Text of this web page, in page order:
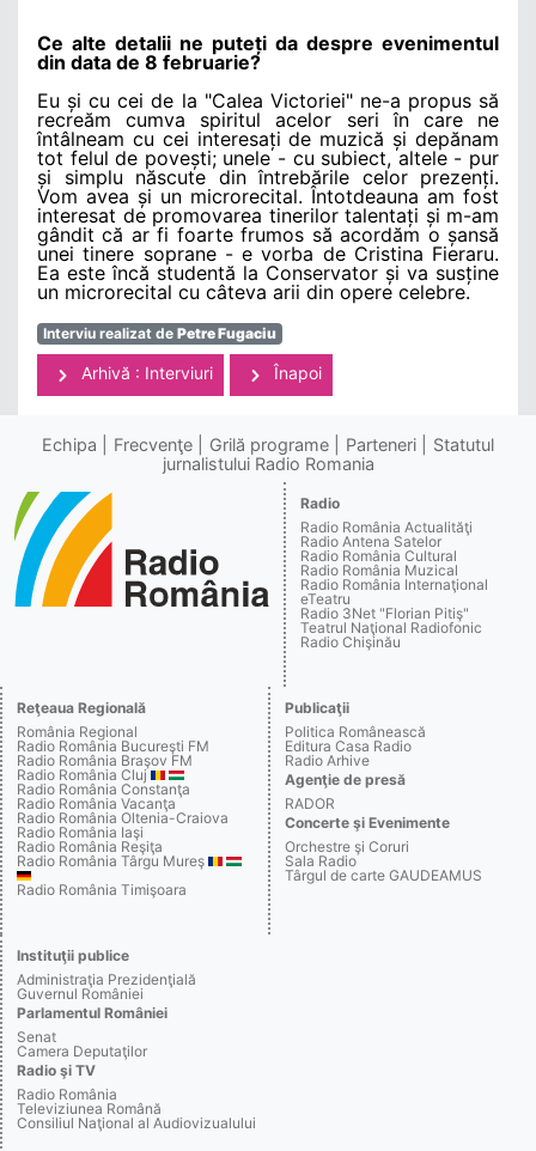
Ce alte detalii ne puteți da despre evenimentul
din data de 8 februarie?
Eu și cu cei de la "Calea Victoriei" ne-a propus să
recreăm cumva spiritul acelor seri în care ne
întâlneam cu cei interesați de muzică și depănam
tot felul de povești; unele - cu subiect, altele - pur
și simplu născute din întrebările celor prezenți.
Vom avea și un microrecital. Întotdeauna am fost
interesat de promovarea tinerilor talentați și m-am
gândit că ar fi foarte frumos să acordăm o șansă
unei tinere soprane - e vorba de Cristina Fieraru.
Ea este încă studentă la Conservator și va susține
un microrecital cu câteva arii din opere celebre.
Interviu realizat de Petre Fugaciu
Arhivă : Interviuri Înapoi
Echipa Frecvenţe Grilă programe Parteneri
Statutul
jurnalistului Radio Romania
Radio
Radio România Actualităţi
Radio Antena Satelor
Radio România Cultural
Radio România Muzical
Radio România Internaţional
eTeatru
Radio 3Net "Florian Pitiş"
Teatrul Naţional Radiofonic
Radio Chişinău
Reţeaua Regională
România Regional
Radio România Bucureşti FM
Radio România Braşov FM
Radio România Cluj
Radio România Constanţa
Radio România Vacanţa
Radio România Oltenia-Craiova
Radio România Iaşi
Radio România Reşiţa
Radio România Târgu Mureş
Radio România Timişoara
Publicaţii
Politica Românească
Editura Casa Radio
Radio Arhive
Agenţie de presă
RADOR
Concerte şi Evenimente
Orchestre şi Coruri
Sala Radio
Târgul de carte GAUDEAMUS
Instituţii publice
Administraţia Prezidenţială
Guvernul României
Parlamentul României
Senat
Camera Deputaţilor
Radio şi TV
Radio România
Televiziunea Română
Consiliul Naţional al Audiovizualului